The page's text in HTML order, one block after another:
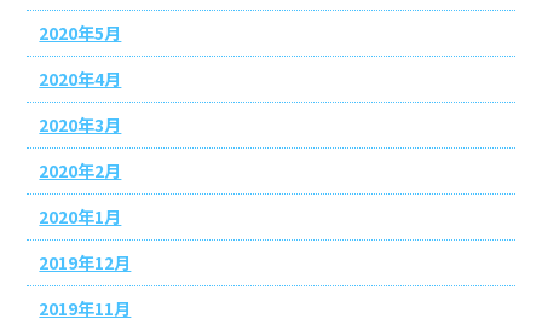
2020年5月
2020年4月
2020年3月
2020年2月
2020年1月
2019年12月
2019年11月